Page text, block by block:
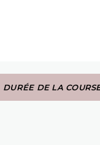
DURÉE DE LA